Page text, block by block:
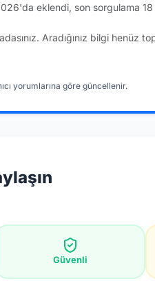
eklendi, son sorgulama
Aradığınız bilgi
yorumlarına göre güncellenir.
Güvenli